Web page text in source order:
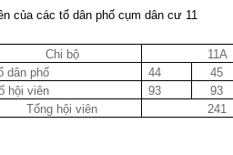
của các tổ dân phố cụm dân cư 11
Chi bộ
11A
dân phố
44
45
hội viên
93
93
Tổng hội viên
241